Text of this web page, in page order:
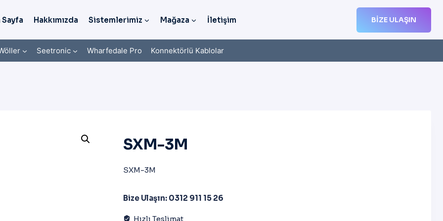
Sayfa Hakkımızda Sistemlerimiz Mağaza İletişim BIZE ULAŞIN
Seetronic Wharfedale Pro Konnektörlü Kablolar
SXM-3M
SXM-3M
Bize Ulaşın: 0312 911 15 26
Hızlı Teslimat